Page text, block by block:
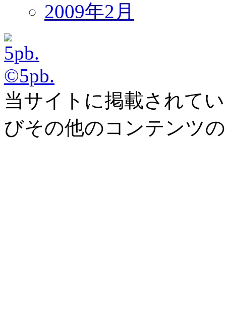
2009年2月
©5pb.
当サイトに掲載されて
びその他のコンテンツ